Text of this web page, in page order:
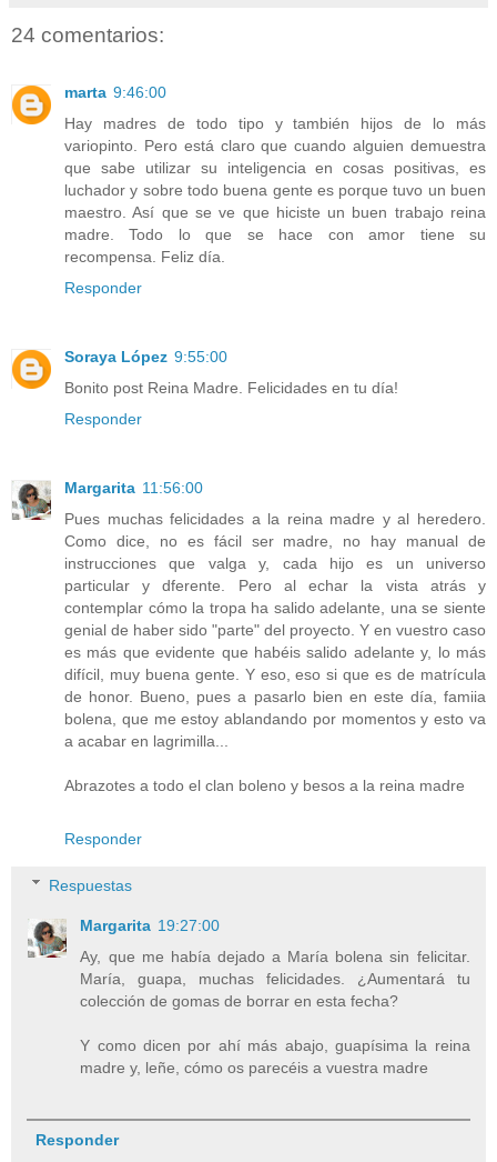
24 comentarios:
marta 9:46:00
Hay madres de todo tipo y también hijos de lo más
variopinto. Pero está claro que cuando alguien demuestra
que sabe utilizar su inteligencia en cosas positivas, es
luchador y sobre todo buena gente es porque tuvo un buen
maestro. Así que se ve que hiciste un buen trabajo reina
madre. Todo lo que se hace con amor tiene su
recompensa. Feliz día.
Responder
Soraya López 9:55:00
Bonito post Reina Madre. Felicidades en tu día!
Responder
Margarita 11:56:00
Pues muchas felicidades a la reina madre y al heredero.
Como dice, no es fácil ser madre, no hay manual de
instrucciones que valga y, cada hijo es un universo
particular y dferente. Pero al echar la vista atrás y
contemplar cómo la tropa ha salido adelante, una se siente
genial de haber sido "parte" del proyecto. Y en vuestro caso
es más que evidente que habéis salido adelante y, lo más
difícil, muy buena gente. Y eso, eso si que es de matrícula
de honor. Bueno, pues a pasarlo bien en este día, famiia
bolena, que me estoy ablandando por momentos y esto va
a acabar en lagrimilla...
Abrazotes a todo el clan boleno y besos a la reina madre
Responder
Respuestas
Margarita 19:27:00
Ay, que me había dejado a María bolena sin felicitar.
María, guapa, muchas felicidades. ¿Aumentará tu
colección de gomas de borrar en esta fecha?
Y como dicen por ahí más abajo, guapísima la reina
madre y, leñe, cómo os parecéis a vuestra madre
Responder